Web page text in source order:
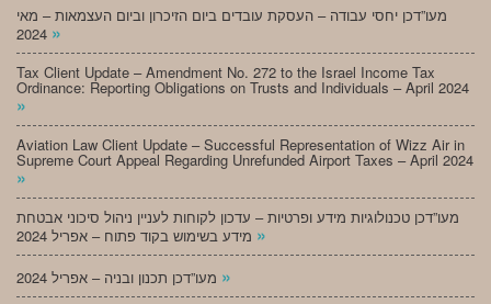
מעו”דכן יחסי עבודה – העסקת עובדים ביום הזיכרון וביום העצמאות – מאי
»
Tax Client Update – Amendment No. 272 to the Israel Income Tax
Ordinance: Reporting Obligations on Trusts and Individuals – April 2024
»
Aviation Law Client Update – Successful Representation of Wizz Air in
Supreme Court Appeal Regarding Unrefunded Airport Taxes – April 2024
»
מעו”דכן טכנולוגיות מידע ופרטיות – עדכון לקוחות לעניין ניהול סיכוני אבטחת
»
»